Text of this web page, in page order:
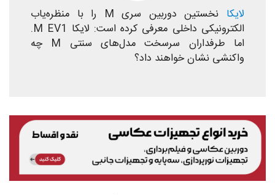
لایکا
نخستین دوربین سری M را با منظره‌یاب
الکترونیکی داخلی معرفی کرده است: لایکا M EV1.
اما طرفداران سرسخت مدل‌های سنتی M چه
واکنشی نشان خواهند داد؟